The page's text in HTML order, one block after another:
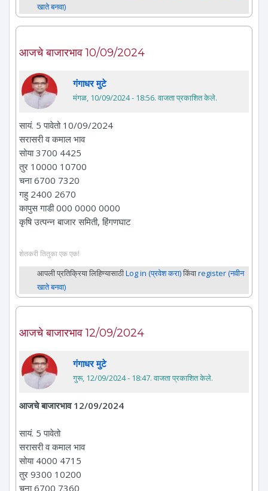
खाते बनवा)
आजचे बाजारभाव 10/09/2024
गंगाधर मुटे
मंगळ, 10/09/2024 - 18:56. वाजता प्रकाशित केले.
सायं. 5 पावेतो 10/09/2024
सरासरी व कमाल भाव
सोया 3700 4425
तुर 10000 10700
चना 6700 7320
गहु 2400 2670
कापुस गाडी 000 0000 0000
कृषि उत्पन्न बाजार समिती, हिंगणघाट
शेतकरी तितुका एक एक!
आपली प्रतिक्रिया लिहिण्यासाठीLog in (प्रवेश करा)किंवाregister (नवीन
खाते बनवा)
आजचे बाजारभाव 12/09/2024
गंगाधर मुटे
गुरू, 12/09/2024 - 18:47. वाजता प्रकाशित केले.
आजचे बाजारभाव 12/09/2024
सायं. 5 पावेतो
सरासरी व कमाल भाव
सोया 4000 4715
तुर 9300 10200
चना 6700 7360